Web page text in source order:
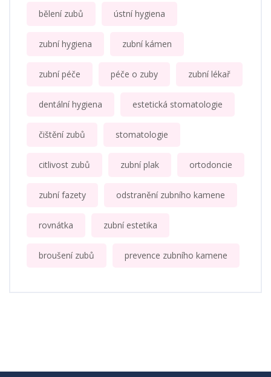
bělení zubů ústní hygiena
zubní hygiena zubní kámen
zubní péče péče o zuby zubní lékař
dentální hygiena estetická stomatologie
čištění zubů stomatologie
citlivost zubů zubní plak ortodoncie
zubní fazety odstranění zubního kamene
rovnátka zubní estetika
broušení zubů prevence zubního kamene